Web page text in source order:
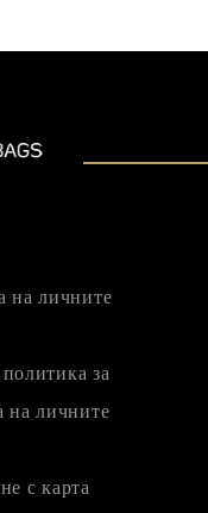
на личните
за
на личните
с карта